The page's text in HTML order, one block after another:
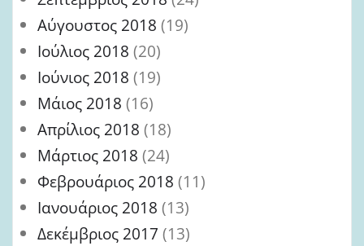
Αύγουστος 2018 (19)
Ιούλιος 2018 (20)
Ιούνιος 2018 (19)
Μάιος 2018 (16)
Απρίλιος 2018 (18)
Μάρτιος 2018 (24)
Φεβρουάριος 2018 (11)
Ιανουάριος 2018 (13)
Δεκέμβριος 2017 (13)